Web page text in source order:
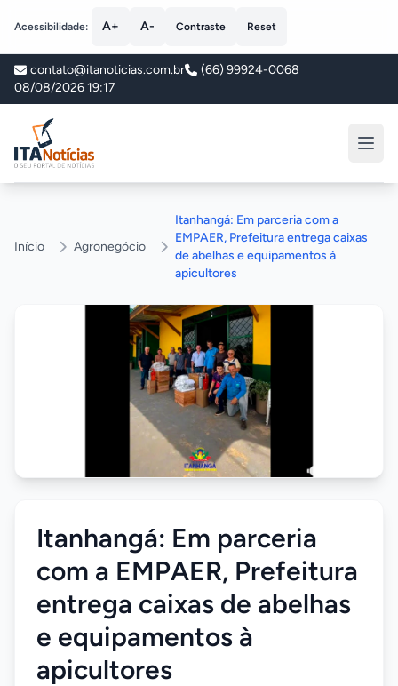
Acessibilidade: A+ A- Contraste Reset
contato@itanoticias.com.br
(66) 99924-0068
08/08/2026 19:17
ITA Notícias
Início Agronegócio
Itanhangá: Em parceria com a
EMPAER, Prefeitura entrega caixas
de abelhas e equipamentos à
apicultores
Itanhangá: Em parceria
com a EMPAER, Prefeitura
entrega caixas de abelhas
e equipamentos à
apicultores